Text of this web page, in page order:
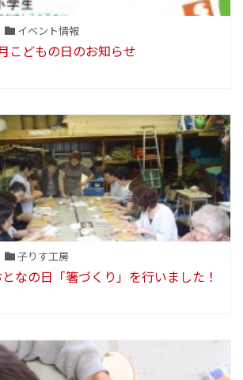
イベント情報
こどもの日のお知らせ
子りす工房
なの日「箸づくり」を行いました！